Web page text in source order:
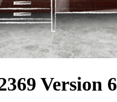
Version 6